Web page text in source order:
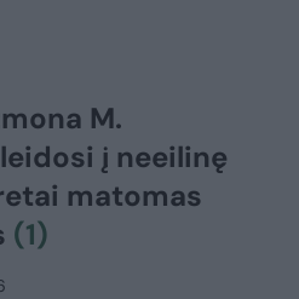
M.
į neeilinę
matomas
(1)